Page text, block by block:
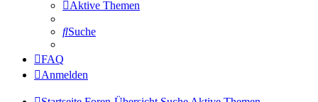
Aktive Themen
Suche
FAQ
Anmelden